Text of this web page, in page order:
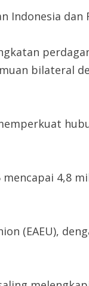
Indonesia
bilateral
4,8
(EAEU),